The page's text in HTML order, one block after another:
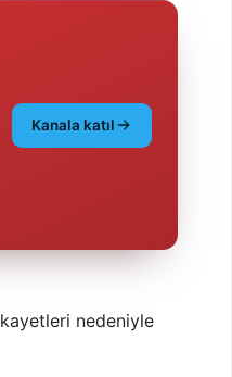
Kanala katıl
nedeniyle